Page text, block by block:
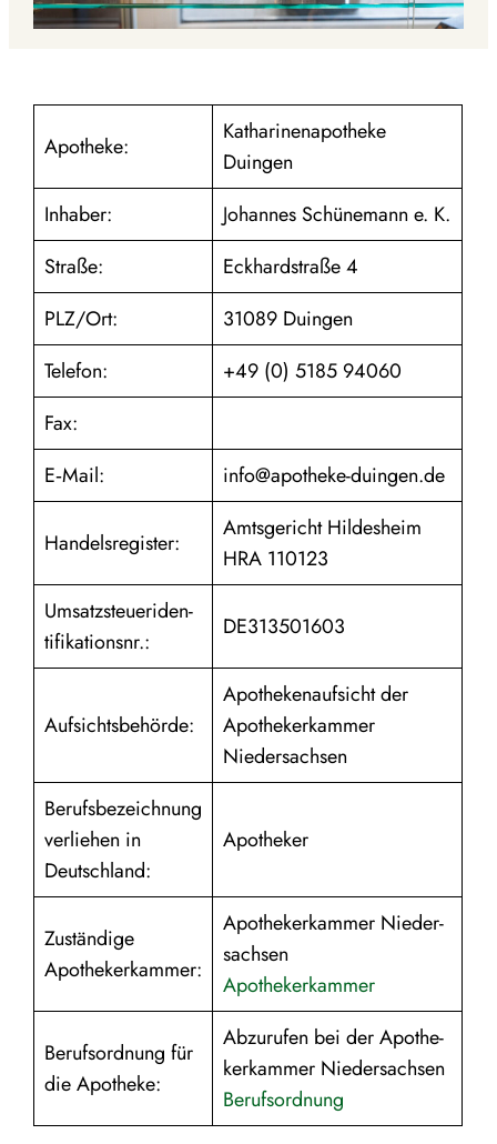
Apotheke:
Katha­ri­nen­apo­theke
Duingen
Inhaber:
Johannes Schüne­mann e. K.
Straße:
Eckhard­straße 4
PLZ/Ort:
31089 Duingen
Telefon:
+49 (0) 5185 94060
Fax:
E‑Mail:
info@apotheke-duingen.de
Handels­re­gister:
Amtsge­richt Hildes­heim
HRA 110123
Umsatz­steu­er­iden­
ti­fi­ka­ti­onsnr.:
DE313501603
Aufsichts­be­hörde:
Apothe­ken­auf­sicht der
Apothe­ker­kammer
Niedersachsen
Berufs­be­zeich­nung
verliehen in
Deutschland:
Apotheker
Zustän­dige
Apothekerkammer:
Apothe­ker­kammer Nieder­
sachsen
Apothe­ker­kammer
Berufs­ord­nung für
die Apotheke:
Abzurufen bei der Apothe­
ker­kammer Nieder­sachsen
Berufs­ord­nung